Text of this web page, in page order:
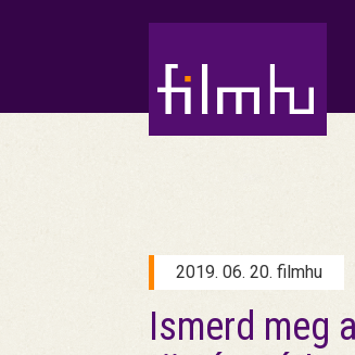
2019. 06. 20. filmhu
Ismerd meg